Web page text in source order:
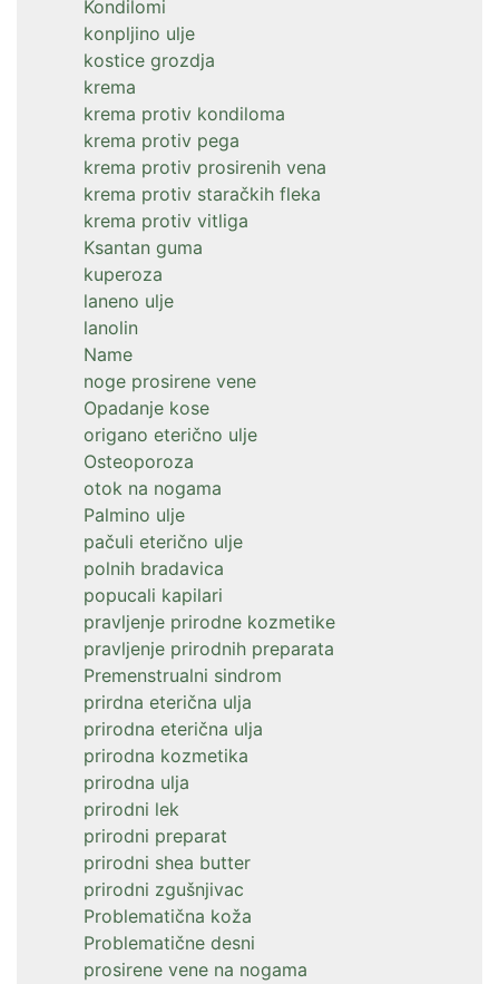
Kondilomi
konpljino ulje
kostice grozdja
krema
krema protiv kondiloma
krema protiv pega
krema protiv prosirenih vena
krema protiv staračkih fleka
krema protiv vitliga
Ksantan guma
kuperoza
laneno ulje
lanolin
Name
noge prosirene vene
Opadanje kose
origano eterično ulje
Osteoporoza
otok na nogama
Palmino ulje
pačuli eterično ulje
polnih bradavica
popucali kapilari
pravljenje prirodne kozmetike
pravljenje prirodnih preparata
Premenstrualni sindrom
prirdna eterična ulja
prirodna eterična ulja
prirodna kozmetika
prirodna ulja
prirodni lek
prirodni preparat
prirodni shea butter
prirodni zgušnjivac
Problematična koža
Problematične desni
prosirene vene na nogama